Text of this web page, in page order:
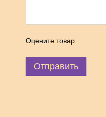
Оцените товар
Отправить